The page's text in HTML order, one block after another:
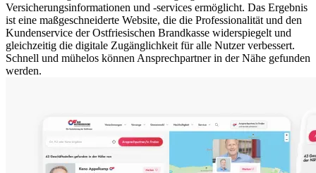
Versicherungsinformationen und -services ermöglicht. Das Ergebnis
ist eine maßgeschneiderte Website, die die Professionalität und den
Kundenservice der Ostfriesischen Brandkasse widerspiegelt und
gleichzeitig die digitale Zugänglichkeit für alle Nutzer verbessert.
Schnell und mühelos können Ansprechpartner in der Nähe gefunden
werden.